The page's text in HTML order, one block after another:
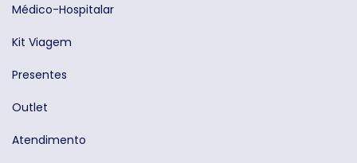
Médico-Hospitalar
Kit Viagem
Presentes
Outlet
Atendimento